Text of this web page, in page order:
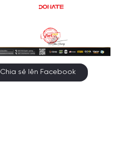
Chia sẻ lên Facebook